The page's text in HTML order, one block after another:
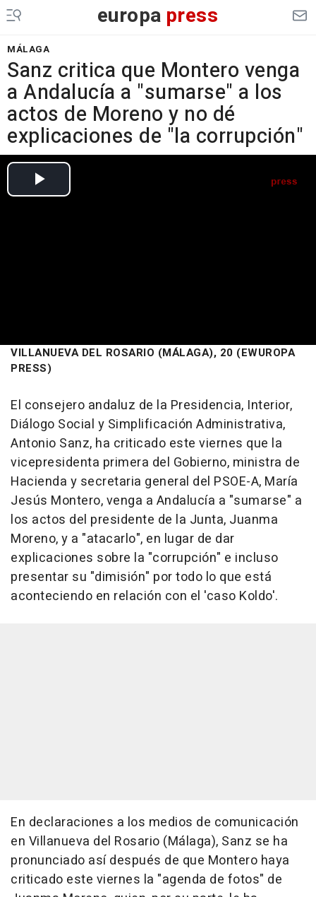
europa press
MÁLAGA
Sanz critica que Montero venga
a Andalucía a "sumarse" a los
actos de Moreno y no dé
explicaciones de "la corrupción"
VILLANUEVA DEL ROSARIO (MÁLAGA), 20 (EWUROPA
PRESS)
El consejero andaluz de la Presidencia, Interior,
Diálogo Social y Simplificación Administrativa,
Antonio Sanz, ha criticado este viernes que la
vicepresidenta primera del Gobierno, ministra de
Hacienda y secretaria general del PSOE-A, María
Jesús Montero, venga a Andalucía a "sumarse" a
los actos del presidente de la Junta, Juanma
Moreno, y a "atacarlo", en lugar de dar
explicaciones sobre la "corrupción" e incluso
presentar su "dimisión" por todo lo que está
aconteciendo en relación con el 'caso Koldo'.
En declaraciones a los medios de comunicación
en Villanueva del Rosario (Málaga), Sanz se ha
pronunciado así después de que Montero haya
criticado este viernes la "agenda de fotos" de